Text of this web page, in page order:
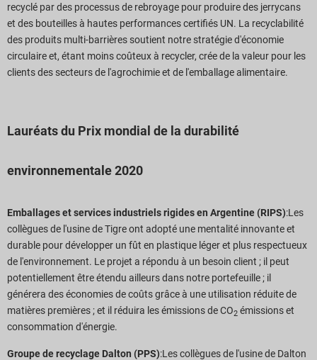
recyclé par des processus de rebroyage pour produire des jerrycans
et des bouteilles à hautes performances certifiés UN. La recyclabilité
des produits multi-barrières soutient notre stratégie d'économie
circulaire et, étant moins coûteux à recycler, crée de la valeur pour les
clients des secteurs de l'agrochimie et de l'emballage alimentaire.
Lauréats du Prix mondial de la durabilité
environnementale 2020
Emballages et services industriels rigides en Argentine (RIPS):Les
collègues de l'usine de Tigre ont adopté une mentalité innovante et
durable pour développer un fût en plastique léger et plus respectueux
de l'environnement. Le projet a répondu à un besoin client ; il peut
potentiellement être étendu ailleurs dans notre portefeuille ; il
générera des économies de coûts grâce à une utilisation réduite de
matières premières ; et il réduira les émissions de CO2 émissions et
consommation d'énergie.
Groupe de recyclage Dalton (PPS):Les collègues de l'usine de Dalton